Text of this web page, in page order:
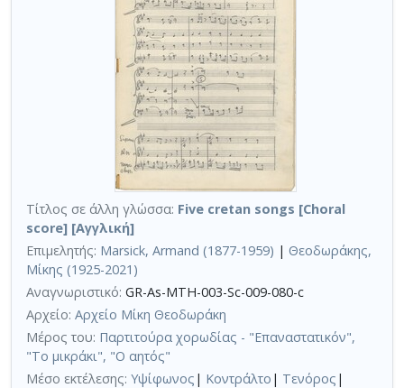
Τίτλος σε άλλη γλώσσα: Five cretan songs [Choral
score] [Αγγλική]
Επιμελητής: Marsick, Armand (1877-1959) | Θεοδωράκης,
Μίκης (1925-2021)
Αναγνωριστικό: GR-As-MTH-003-Sc-009-080-c
Αρχείο: Αρχείο Μίκη Θεοδωράκη
Μέρος του: Παρτιτούρα χορωδίας - "Επαναστατικόν",
"Το μικράκι", "Ο αητός"
Μέσο εκτέλεσης: Υψίφωνος | Κοντράλτο | Τενόρος |